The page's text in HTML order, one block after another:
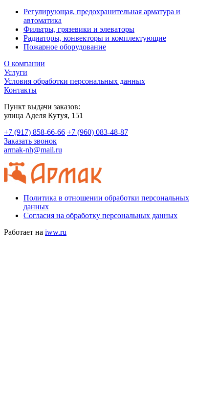
Регулирующая, предохранительная арматура и
автоматика
Фильтры, грязевики и элеваторы
Радиаторы, конвекторы и комплектующие
Пожарное оборудование
О компании
Услуги
Условия обработки персональных данных
Контакты
Пункт выдачи заказов:
​улица Аделя Кутуя, 151
+7 (917) 858-66-66 +7 (960) 083-48-87
Заказать звонок
armak-nh@mail.ru
Политика в отношении обработки персональных
данных
Согласия на обработку персональных данных
Работает на iww.ru